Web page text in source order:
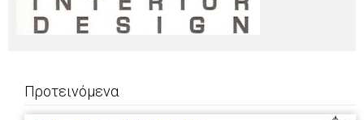
Προτεινόμενα